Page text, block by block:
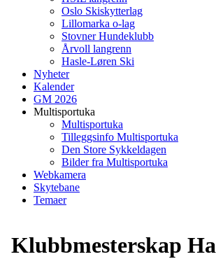
Oslo Skiskytterlag
Lillomarka o-lag
Stovner Hundeklubb
Årvoll langrenn
Hasle-Løren Ski
Nyheter
Kalender
GM 2026
Multisportuka
Multisportuka
Tilleggsinfo Multisportuka
Den Store Sykkeldagen
Bilder fra Multisportuka
Webkamera
Skytebane
Temaer
Klubbmesterskap